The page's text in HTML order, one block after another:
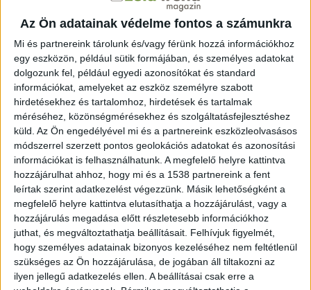
Az Ön adatainak védelme fontos a számunkra
Mi és partnereink tárolunk és/vagy férünk hozzá információkhoz
egy eszközön, például sütik formájában, és személyes adatokat
dolgozunk fel, például egyedi azonosítókat és standard
információkat, amelyeket az eszköz személyre szabott
hirdetésekhez és tartalomhoz, hirdetések és tartalmak
méréséhez, közönségmérésekhez és szolgáltatásfejlesztéshez
küld. Az Ön engedélyével mi és a partnereink eszközleolvasásos
módszerrel szerzett pontos geolokációs adatokat és azonosítási
információkat is felhasználhatunk. A megfelelő helyre kattintva
hozzájárulhat ahhoz, hogy mi és a 1538 partnereink a fent
leírtak szerint adatkezelést végezzünk. Másik lehetőségként a
megfelelő helyre kattintva elutasíthatja a hozzájárulást, vagy a
hozzájárulás megadása előtt részletesebb információkhoz
juthat, és megváltoztathatja beállításait. Felhívjuk figyelmét,
hogy személyes adatainak bizonyos kezeléséhez nem feltétlenül
szükséges az Ön hozzájárulása, de jogában áll tiltakozni az
ilyen jellegű adatkezelés ellen. A beállításai csak erre a
sikeres együttműködésekre épül.
A közleményben Hernádi Zsolt, a Mol-csoport elnök-
vezérigazgatója hangsúlyozta, hogy “a SOCAR-ral
folytatott legújabb együttműködésünk végleges
megállapodása újabb jelentős lépést jelent közös cél
felé, hogy új lehetőségeket tárjanak fel és bővítsék
partnerségünket Azerbajdzsán kutatás-termelés
szektorában. A projekt révén erős alapokat fektettek le
Azerbajdzsánban, amely nemzetközi tevékenységük
egyik fontos pillére, és jelentős szerepet játszik Közép-
Európa energiabiztonságában, rugalmasságot biztosít
számukra a nyersolaj beszerzésében, finomításában”. A
közleményben kitértek arra is, hogy a megállapodás
megerősíti a Mol-csoport hosszú távú stratégiai
jelenlétét a Kaszpi-térségben, valamint partnerségét a
SOCAR-ral Azerbajdzsán szénhidrogén-készleteinek